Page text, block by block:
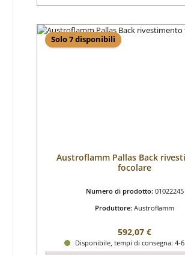
Solo 7 disponibili
Austroflamm Pallas Back
focolare
Numero di prodotto: 01022245
Produttore: Austroflamm
Prezzo normale:
592,07 €
Disponibile, tempi di consegna: 4-